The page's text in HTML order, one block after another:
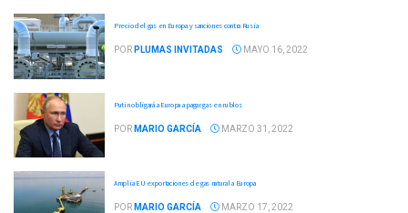
Precio del gas en Europa y sanciones contra Rusia
POR PLUMAS INVITADAS MAYO 16, 2022
Putin obligará a Europa a pagar gas en rublos
POR MARIO GARCÍA MARZO 31, 2022
Amplia EU exportaciones de gas natural a Europa
POR MARIO GARCÍA MARZO 17, 2022